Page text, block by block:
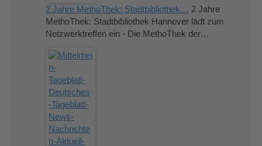
2 Jahre MethoThek: Stadtbibliothek… 2 Jahre
MethoThek: Stadtbibliothek Hannover lädt zum
Netzwerktreffen ein - Die MethoThek der…